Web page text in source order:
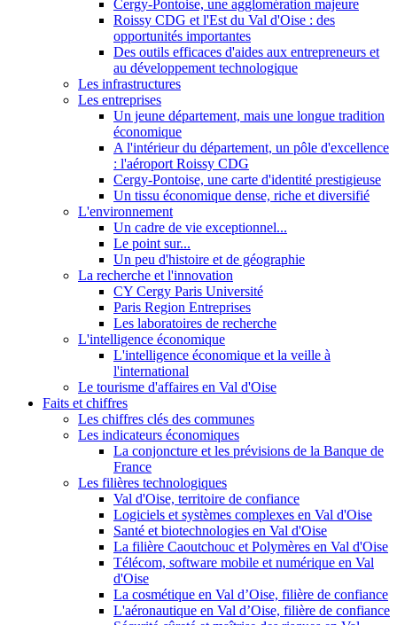
Cergy-Pontoise, une agglomération majeure
Roissy CDG et l'Est du Val d'Oise : des
opportunités importantes
Des outils efficaces d'aides aux entrepreneurs et
au développement technologique
Les infrastructures
Les entreprises
Un jeune département, mais une longue tradition
économique
A l'intérieur du département, un pôle d'excellence
: l'aéroport Roissy CDG
Cergy-Pontoise, une carte d'identité prestigieuse
Un tissu économique dense, riche et diversifié
L'environnement
Un cadre de vie exceptionnel...
Le point sur...
Un peu d'histoire et de géographie
La recherche et l'innovation
CY Cergy Paris Université
Paris Region Entreprises
Les laboratoires de recherche
L'intelligence économique
L'intelligence économique et la veille à
l'international
Le tourisme d'affaires en Val d'Oise
Faits et chiffres
Les chiffres clés des communes
Les indicateurs économiques
La conjoncture et les prévisions de la Banque de
France
Les filières technologiques
Val d'Oise, territoire de confiance
Logiciels et systèmes complexes en Val d'Oise
Santé et biotechnologies en Val d'Oise
La filière Caoutchouc et Polymères en Val d'Oise
Télécom, software mobile et numérique en Val
d'Oise
La cosmétique en Val d’Oise, filière de confiance
L'aéronautique en Val d’Oise, filière de confiance